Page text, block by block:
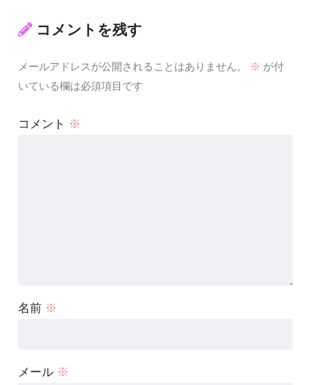
コメントを残す
メールアドレスが公開されることはありません。 ※ が付
いている欄は必須項目です
コメント ※
名前 ※
メール ※